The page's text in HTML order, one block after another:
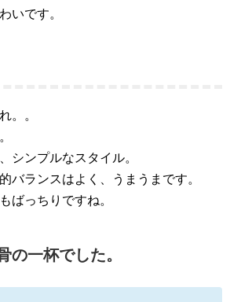
いです。
。。
シンプルなスタイル。
バランスはよく、うまうまです。
ばっちりですね。
の一杯でした。